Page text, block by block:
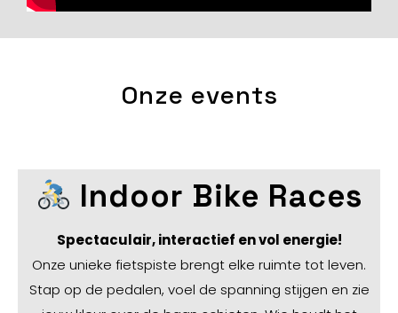
Onze events
Indoor Bike Races
Spectaculair, interactief en vol energie!
Onze unieke fietspiste brengt elke ruimte tot leven.
Stap op de pedalen, voel de spanning stijgen en zie